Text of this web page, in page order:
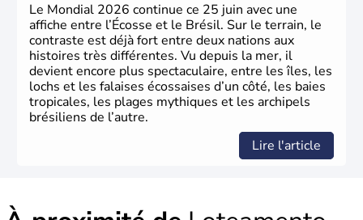
Le Mondial 2026 continue ce 25 juin avec une
affiche entre l’Écosse et le Brésil. Sur le terrain, le
contraste est déjà fort entre deux nations aux
histoires très différentes. Vu depuis la mer, il
devient encore plus spectaculaire, entre les îles, les
lochs et les falaises écossaises d’un côté, les baies
tropicales, les plages mythiques et les archipels
brésiliens de l’autre.
Lire l'article